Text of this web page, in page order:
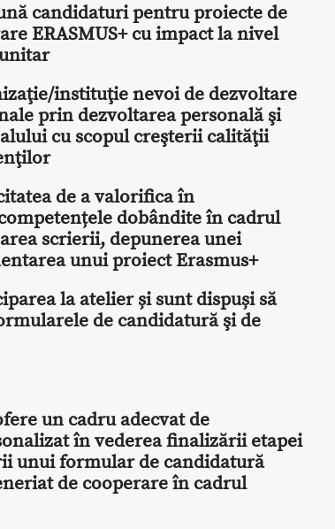
candidaturi pentru proiecte de
ERASMUS+ cu impact la nivel
instituţie nevoi de dezvoltare
prin dezvoltarea personală şi
cu scopul creşterii calităţii
de a valorifica în
dobândite în cadrul
scrierii, depunerea unei
unui proiect Erasmus+
la atelier și sunt dispuși să
de candidatură şi de
un cadru adecvat de
în vederea finalizării etapei
unui formular de candidatură
de cooperare în cadrul